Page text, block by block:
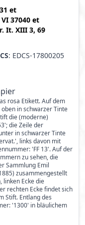
et
VI 37040 et
It. XIII 3, 69
: EDCS-17800205
rosa Etikett. Auf dem
in schwarzer Tinte
die (moderne)
die Zeile der
in schwarzer Tinte
links davon mit
'FF 13'. Auf der
zu sehen, die
Sammlung Emil
zusammengestellt
linken Ecke die
rechten Ecke findet sich
Stift. Entlang des
'1300' in bläulichem